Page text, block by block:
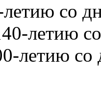
со
летию
летию